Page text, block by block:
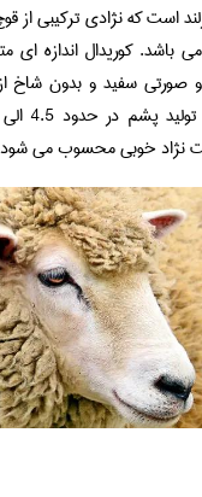
است که نژادی ترکیبی از
کوریدال اندازه ای
و صورتی سفید و بدون
نژاد خوبی محسوب می